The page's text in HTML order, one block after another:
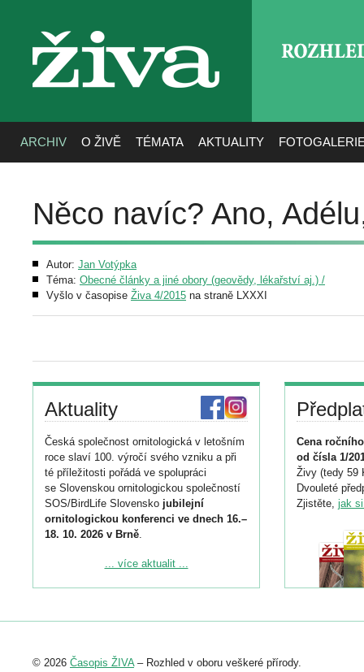
živa
ARCHIV O ŽIVĚ TÉMATA AKTUALITY
Něco navíc? Ano,
Autor: Jan Votýpka
Téma: Obecné články a jiné obory (geovědy, lékařství aj.) /
Vyšlo v časopise Živa 4/2015 na straně LXXXI
Aktuality
Česká společnost ornitologická v letošním
roce slaví 100. výročí svého vzniku a při
té příležitosti pořádá ve spolupráci
se Slovenskou ornitologickou společností
SOS/BirdLife Slovensko jubilejní
ornitologickou konferenci ve dnech 16.–
18. 10. 2026 v Brně.
Podrobnější informace ke konferenci
Registrovat se můžete do 6. září.
abstraktu přihlášené přednášky nebo
... více aktualit ...
Cena
od čísla 1/
Živy (tedy 59
Dvouleté
Zjistěte, jak
© 2026 Časopis ŽIVA– Rozhled v oboru veškeré přírody.